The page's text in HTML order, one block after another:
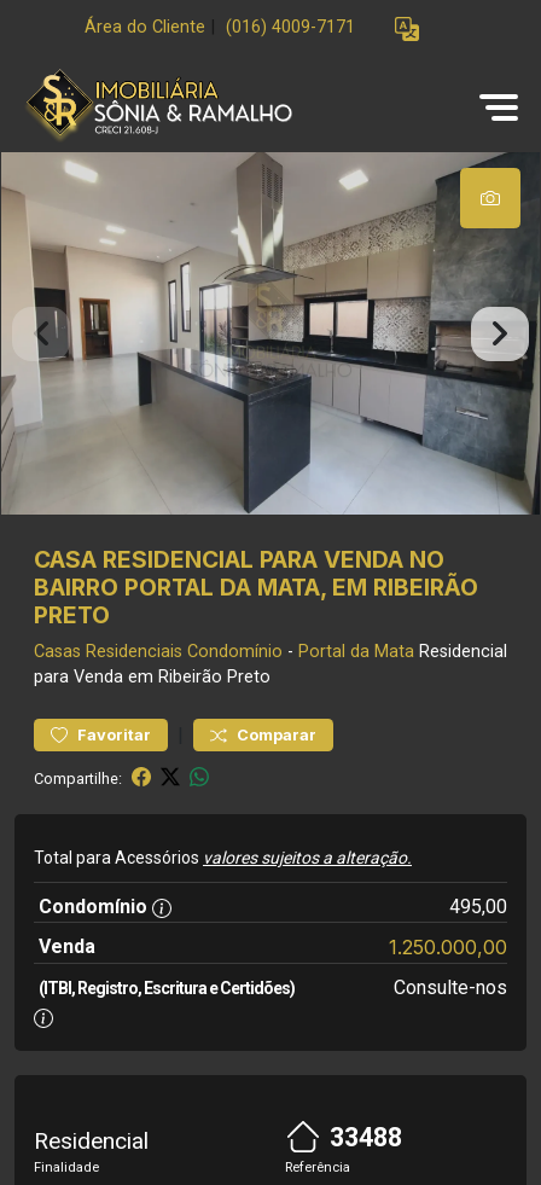
Área do Cliente (016) 4009-7171
CASA RESIDENCIAL PARA VENDA NO
BAIRRO PORTAL DA MATA, EM RIBEIRÃO
PRETO
Casas Residenciais Condomínio - Portal da Mata Residencial
para Venda em Ribeirão Preto
Favoritar Comparar
Compartilhe:
Total para Acessórios valores sujeitos a alteração.
Condomínio
495,00
Venda
1.250.000,00
(ITBI, Registro, Escritura e Certidões) Consulte-nos
Residencial
Finalidade
33488
Referência